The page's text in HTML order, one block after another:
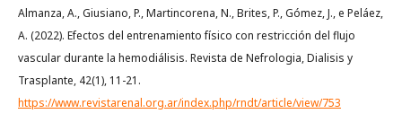
Almanza, A., Giusiano, P., Martincorena, N., Brites, P., Gómez, J., e Peláez,
A. (2022). Efectos del entrenamiento físico con restricción del flujo
vascular durante la hemodiálisis. Revista de Nefrologia, Dialisis y
Trasplante, 42(1), 11-21.
https://www.revistarenal.org.ar/index.php/rndt/article/view/753